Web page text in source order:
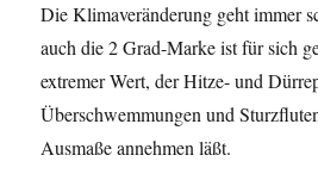
Die Klimaveränderung geht immer
auch die 2 Grad-Marke ist für sich
extremer Wert, der Hitze- und
Überschwemmungen und
Ausmaße annehmen läßt.